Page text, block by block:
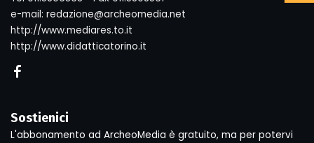
e-mail: redazione@archeomedia.net
http://www.mediares.to.it
http://www.didatticatorino.it
Sostienici
L'abbonamento ad ArcheoMedia è gratuito, ma per potervi